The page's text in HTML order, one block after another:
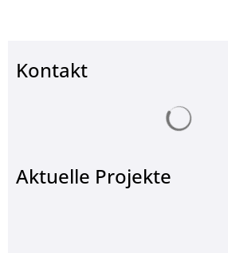
Kontakt
Aktuelle Projekte